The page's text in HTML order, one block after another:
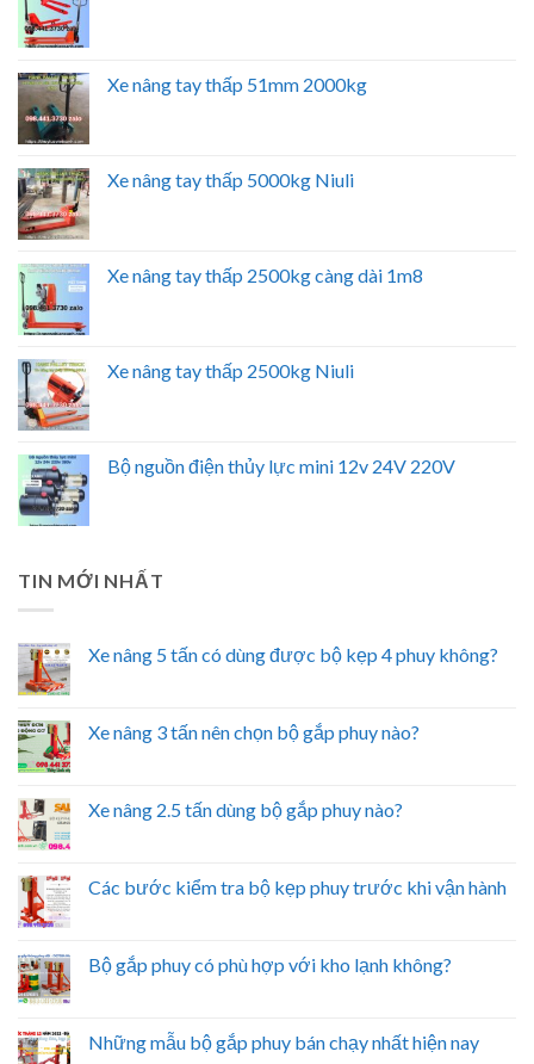
Xe nâng tay thấp 51mm 2000kg
Xe nâng tay thấp 5000kg Niuli
Xe nâng tay thấp 2500kg càng dài 1m8
Xe nâng tay thấp 2500kg Niuli
Bộ nguồn điện thủy lực mini 12v 24V 220V
TIN MỚI NHẤT
Xe nâng 5 tấn có dùng được bộ kẹp 4 phuy không?
Xe nâng 3 tấn nên chọn bộ gắp phuy nào?
Xe nâng 2.5 tấn dùng bộ gắp phuy nào?
Các bước kiểm tra bộ kẹp phuy trước khi vận hành
Bộ gắp phuy có phù hợp với kho lạnh không?
Những mẫu bộ gắp phuy bán chạy nhất hiện nay